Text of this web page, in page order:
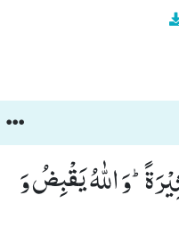
وَ اللّٰهُ یَقْبِضُ وَ